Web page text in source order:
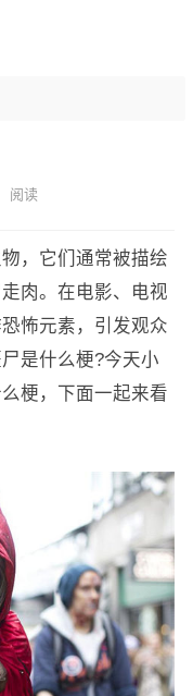
阅读
，它们通常被描绘
肉。在电影、电视
怖元素，引发观众
是什么梗?今天小
梗，下面一起来看